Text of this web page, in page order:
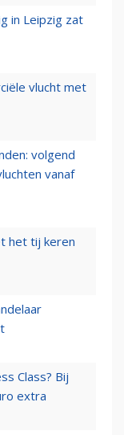
in Leipzig zat
vlucht met
volgend
vanaf
het tij keren
Class? Bij
extra